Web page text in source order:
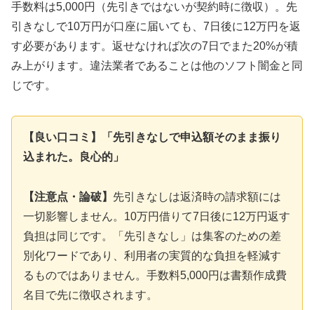
手数料は5,000円（先引きではないが契約時に徴収）。先
引きなしで10万円が口座に届いても、7日後に12万円を返
す必要があります。返せなければ次の7日でまた20%が積
み上がります。違法業者であることは他のソフト闇金と同
じです。
【良い口コミ】「先引きなしで申込額そのまま振り
込まれた。良心的」
【注意点・論破】 先引きなしは返済時の請求額には
一切影響しません。10万円借りて7日後に12万円返す
負担は同じです。「先引きなし」は集客のための差
別化ワードであり、利用者の実質的な負担を軽減す
るものではありません。手数料5,000円は書類作成費
名目で先に徴収されます。